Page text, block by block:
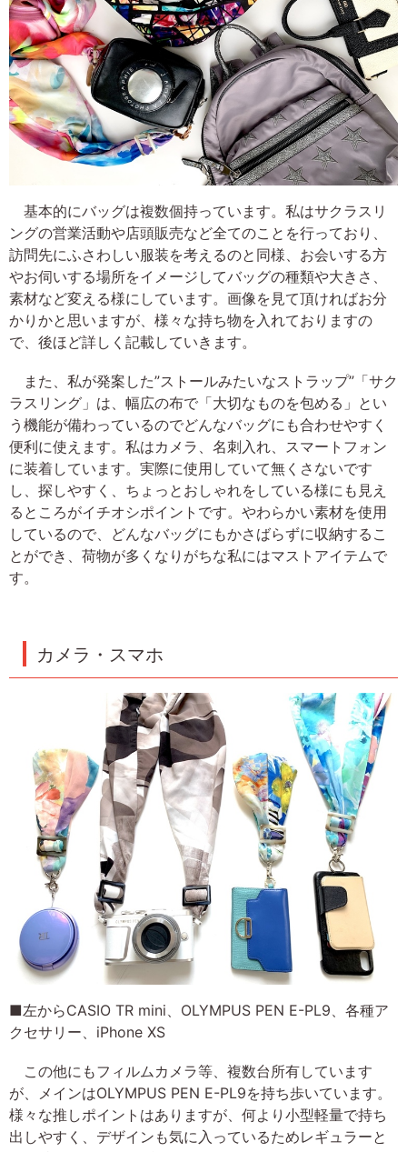
基本的にバッグは複数個持っています。私はサクラスリ
ングの営業活動や店頭販売など全てのことを行っており、
訪問先にふさわしい服装を考えるのと同様、お会いする方
やお伺いする場所をイメージしてバッグの種類や大きさ、
素材など変える様にしています。画像を見て頂ければお分
かりかと思いますが、様々な持ち物を入れておりますの
で、後ほど詳しく記載していきます。
また、私が発案した”ストールみたいなストラップ”「サク
ラスリング」は、幅広の布で「大切なものを包める」とい
う機能が備わっているのでどんなバッグにも合わせやすく
便利に使えます。私はカメラ、名刺入れ、スマートフォン
に装着しています。実際に使用していて無くさないです
し、探しやすく、ちょっとおしゃれをしている様にも見え
るところがイチオシポイントです。やわらかい素材を使用
しているので、どんなバッグにもかさばらずに収納するこ
とができ、荷物が多くなりがちな私にはマストアイテムで
す。
カメラ・スマホ
■左からCASIO TR mini、OLYMPUS PEN E-PL9、各種ア
クセサリー、iPhone XS
この他にもフィルムカメラ等、複数台所有しています
が、メインはOLYMPUS PEN E-PL9を持ち歩いています。
様々な推しポイントはありますが、何より小型軽量で持ち
出しやすく、デザインも気に入っているためレギュラーと